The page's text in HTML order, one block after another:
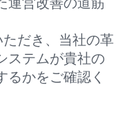
だき、当社の革
ステムが貴社の
るかをご確認く